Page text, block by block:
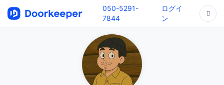
050-5291-
7844
ログイ
ン